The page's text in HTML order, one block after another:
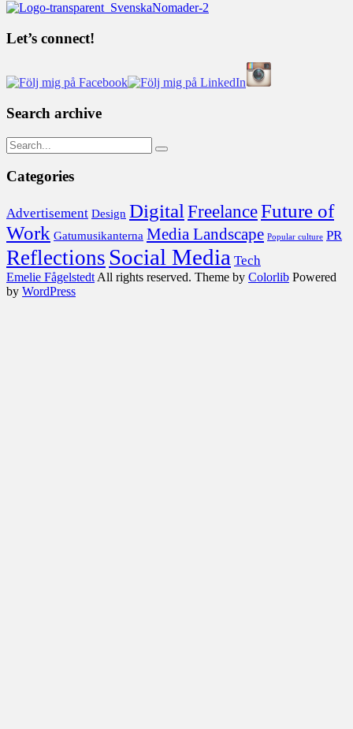
Let’s connect!
Search archive
Categories
Advertisement Design Digital FreelanceFuture of
Work Gatumusikanterna Media Landscape Popular culture PR
Reflections Social Media Tech
Emelie Fågelstedt All rights reserved. Theme by Colorlib Powered
by WordPress